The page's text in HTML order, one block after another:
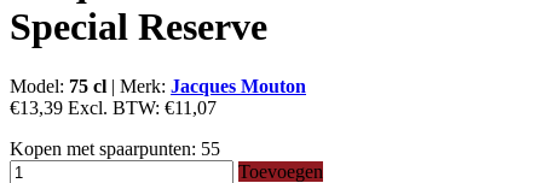
Special Reserve
Model: 75 cl | Merk: Jacques Mouton
€13,39 Excl. BTW: €11,07
Kopen met spaarpunten: 55
Toevoegen